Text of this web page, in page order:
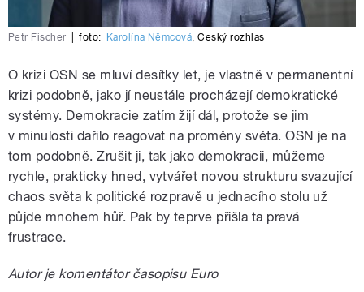
Petr Fischer foto: Karolína Němcová ,Český rozhlas
O krizi OSN se mluví desítky let, je vlastně v permanentní
krizi podobně, jako jí neustále procházejí demokratické
systémy. Demokracie zatím žijí dál, protože se jim
v minulosti dařilo reagovat na proměny světa. OSN je na
tom podobně. Zrušit ji, tak jako demokracii, můžeme
rychle, prakticky hned, vytvářet novou strukturu svazující
chaos světa k politické rozpravě u jednacího stolu už
půjde mnohem hůř. Pak by teprve přišla ta pravá
frustrace.
Autor je komentátor časopisu Euro